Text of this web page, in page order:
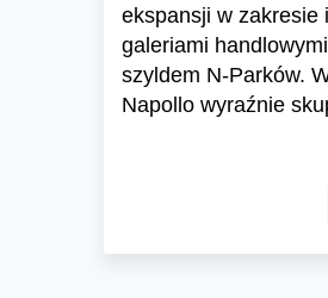
ekspansji w zakresie
galeriami
szyldem N-Parków.
Napollo wyraźnie